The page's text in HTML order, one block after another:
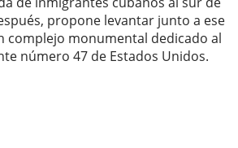
propone levantar junto a ese
complejo monumental dedicado al
número 47 de Estados Unidos.